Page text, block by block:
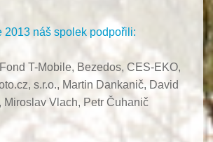
2013 náš spolek podpořili:
T-Mobile, Bezedos, CES-EKO,
s.r.o., Martin Dankanič, David
Miroslav Vlach, Petr Čuhanič